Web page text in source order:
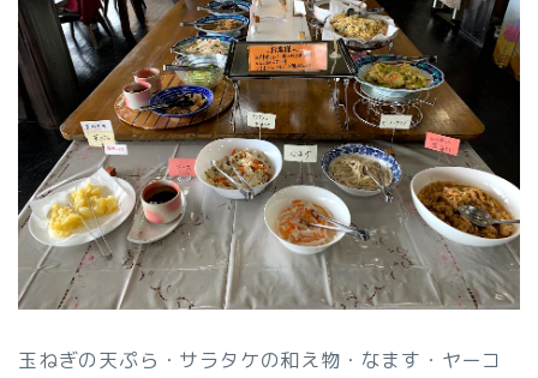
玉ねぎの天ぷら・サラタケの和え物・なます・ヤーコ